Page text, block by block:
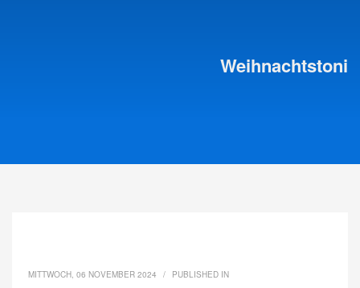
Weihnachtstoni
MITTWOCH, 06 NOVEMBER 2024 / PUBLISHED IN